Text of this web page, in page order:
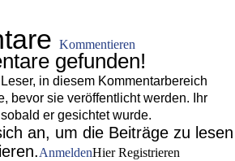
Kommentieren
gefunden!
in diesem Kommentarbereich
bevor sie veröffentlicht werden. Ihr
er gesichtet wurde.
an, um die Beiträge zu lesen
AnmeldenHier Registrieren